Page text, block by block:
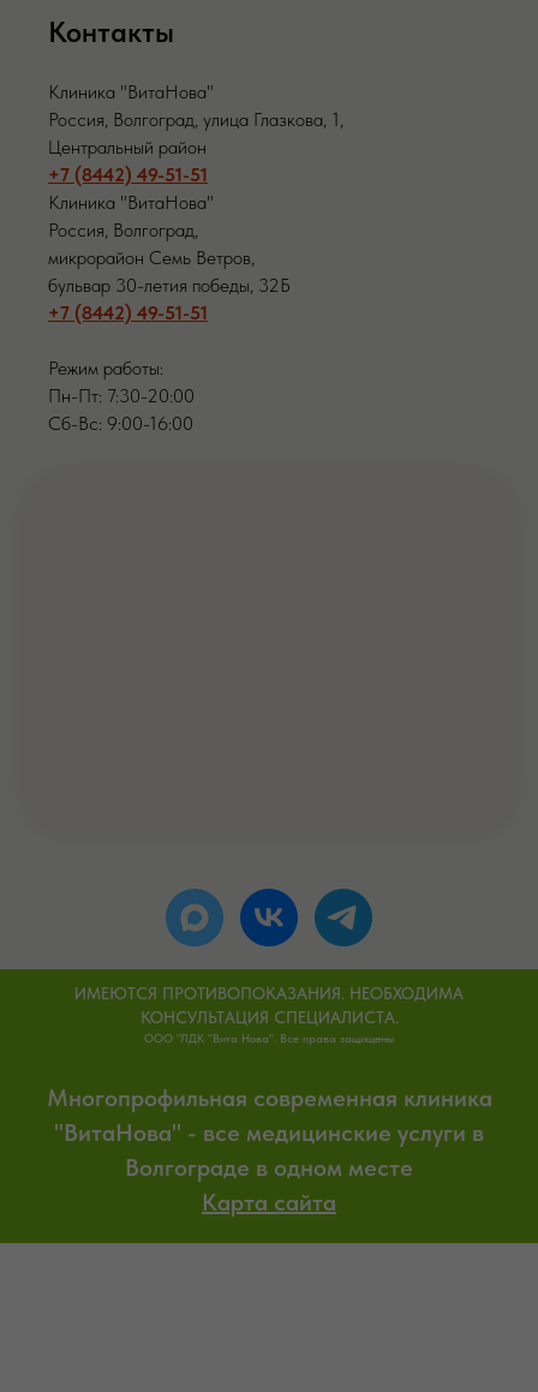
Контакты
Клиника "ВитаНова"
Россия, Волгоград, улица Глазкова, 1,
Центральный район
+7 (8442) 49-51-51
Клиника "ВитаНова"
Россия, Волгоград,
микрорайон Семь Ветров,
бульвар 30-летия победы, 32Б
+7 (8442) 49-51-51
Режим работы:
Пн-Пт: 7:30-20:00
Сб-Вс: 9:00-16:00
ИМЕЮТСЯ ПРОТИВОПОКАЗАНИЯ. НЕОБХОДИМА
КОНСУЛЬТАЦИЯ СПЕЦИАЛИСТА.
ООО "ЛДК "Вита Нова". Все права защищены
Многопрофильная современная клиника
"ВитаНова" - все медицинские услуги в
Волгограде в одном месте
Карта сайта